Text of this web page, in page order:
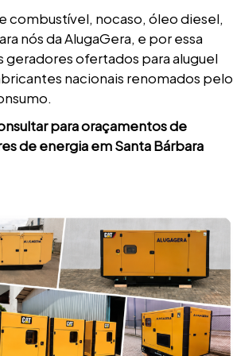
combustível, nocaso, óleo diesel,
nós da AlugaGera, e por essa
geradores ofertados para aluguel
nacionais renomados pelo
para oraçamentos de
de energia em Santa Bárbara